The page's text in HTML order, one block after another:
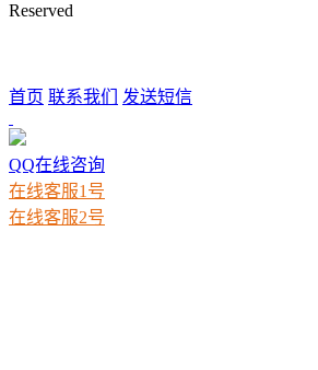
Reserved
首页 联系我们 发送短信
QQ在线咨询
在线客服1号
在线客服2号